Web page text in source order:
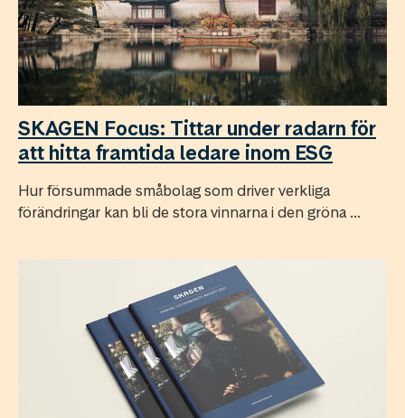
SKAGEN Focus: Tittar under radarn för
att hitta framtida ledare inom ESG
Hur försummade småbolag som driver verkliga
förändringar kan bli de stora vinnarna i den gröna ...